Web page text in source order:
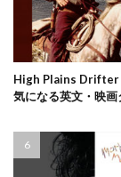
High Plains Drifter
気になる英文・映画